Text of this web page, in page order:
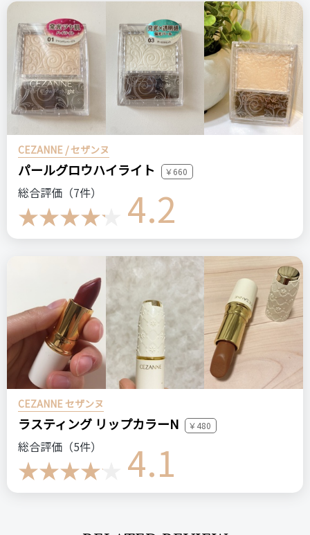
CEZANNE / セザンヌ
パールグロウハイライト ￥660
総合評価（7件） 4.2
CEZANNE セザンヌ
ラスティング リップカラーN ￥480
総合評価（5件） 4.1